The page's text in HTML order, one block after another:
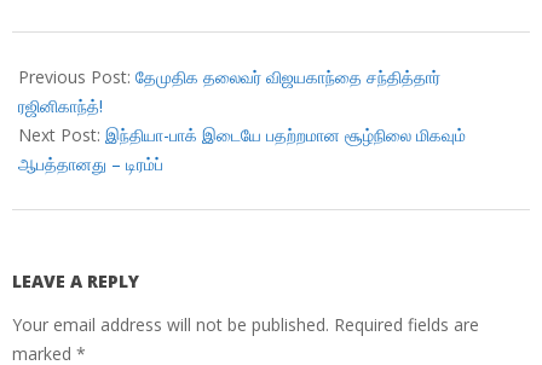
02-
23
Previous Post: தேமுதிக தலைவர் விஜயகாந்தை சந்தித்தார்
ரஜினிகாந்த்!
Next Post: இந்தியா-பாக் இடையே பதற்றமான சூழ்நிலை மிகவும்
ஆபத்தானது – டிரம்ப்
LEAVE A REPLY
Your email address will not be published. Required fields are
marked *